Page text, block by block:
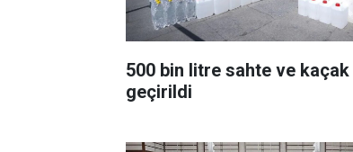
500 bin litre sahte ve
geçirildi